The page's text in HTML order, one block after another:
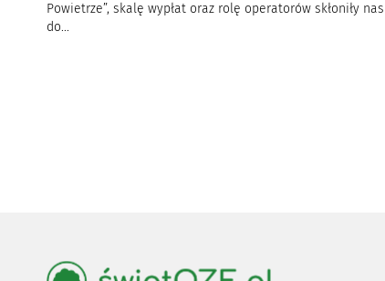
Powietrze”, skalę wypłat oraz rolę operatorów skłoniły nas
do...